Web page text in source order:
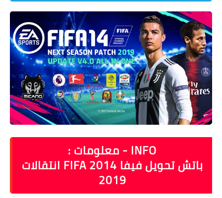
باتش تحويل فيفا 2014 FIFA انتقالات
2019